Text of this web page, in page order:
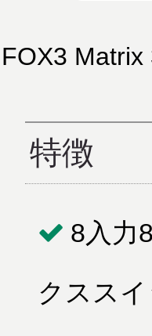
FOX3 Matrix
特徴
8入力
クスス